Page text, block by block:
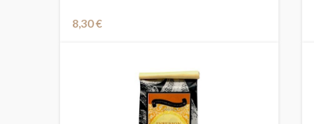
8,30€